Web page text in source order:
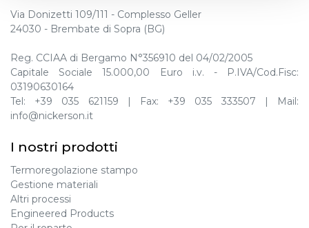
Via Donizetti 109/111 - Complesso Geller
24030 - Brembate di Sopra (BG)
Reg. CCIAA di Bergamo N°356910 del 04/02/2005
Capitale Sociale 15.000,00 Euro i.v. - P.IVA/Cod.Fisc:
03190630164
Tel: +39 035 621159 | Fax: +39 035 333507 | Mail:
info@nickerson.it
I nostri prodotti
Termoregolazione stampo
Gestione materiali
Altri processi
Engineered Products